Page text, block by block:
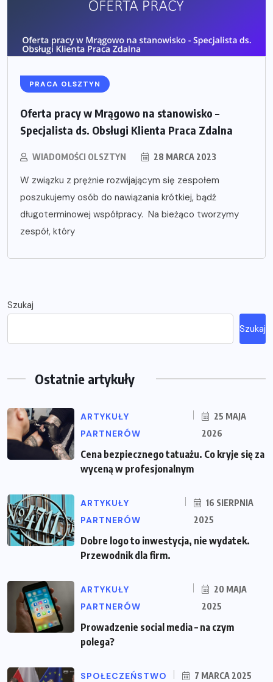
PRACA OLSZTYN
Oferta pracy w Mrągowo na stanowisko –
Specjalista ds. Obsługi Klienta Praca Zdalna
WIADOMOŚCI OLSZTYN 28 MARCA 2023
W związku z prężnie rozwijającym się zespołem
poszukujemy osób do nawiązania krótkiej, bądź
długoterminowej współpracy. Na bieżąco tworzymy
zespół, który
Szukaj
Szukaj
Ostatnie artykuły
ARTYKUŁY
PARTNERÓW
25 MAJA
2026
Cena bezpiecznego tatuażu. Co kryje się za
wyceną w profesjonalnym
ARTYKUŁY
PARTNERÓW
16 SIERPNIA
2025
Dobre logo to inwestycja, nie wydatek.
Przewodnik dla firm.
ARTYKUŁY
PARTNERÓW
20 MAJA
2025
Prowadzenie social media – na czym
polega?
SPOŁECZEŃSTWO 7 MARCA 2025